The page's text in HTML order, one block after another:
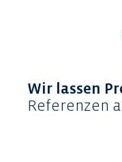
Wir lassen
Referenzen